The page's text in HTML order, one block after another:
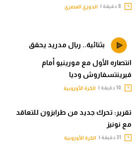
الدوري المصري
بثنائية.. ريال مدريد يحقق
انتصاره الأول مع مورينيو أمام
فيرينتسفاروش وديا
الكرة الأوروبية
تقرير: تحرك جديد من طرابزون للتعاقد
مع نونيز
الكرة الأوروبية